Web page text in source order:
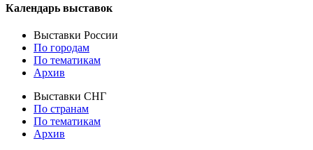
Календарь выставок
Выставки России
По городам
По тематикам
Архив
Выставки СНГ
По странам
По тематикам
Архив